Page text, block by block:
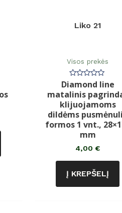
Liko 21
Visos prekės
Įvertinimas:
0
5
Diamond line
matalinis
klijuojamoms
dildėms
formos 1 vnt.,
mm
4,00 €
Į KREPŠELĮ